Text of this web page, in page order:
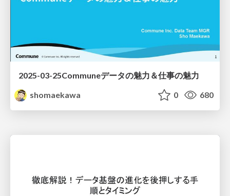
2025-03-25Communeデータの魅力＆仕事の魅力
shomaekawa
0 680